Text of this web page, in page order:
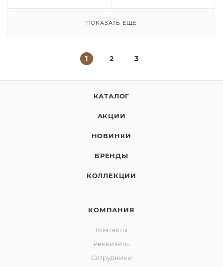
ПОКАЗАТЬ ЕЩЕ
1 2 3
КАТАЛОГ
АКЦИИ
НОВИНКИ
БРЕНДЫ
КОЛЛЕКЦИИ
КОМПАНИЯ
Контакты
Реквизиты
Сотрудники